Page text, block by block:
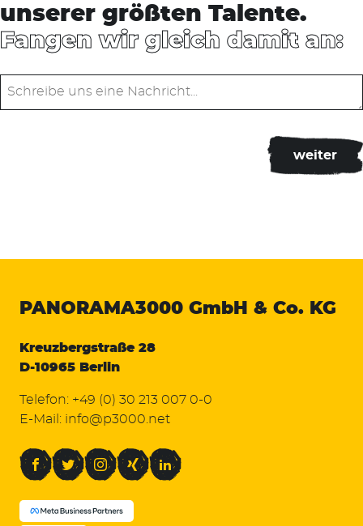
unserer größten Talente.
Fangen wir gleich damit an:
PANORAMA3000 GmbH & Co. KG
Kreuzbergstraße 28
D-10965 Berlin
Telefon: +49 (0) 30 213 007 0-0
E-Mail: info@p3000.net
FacebookTwitterInstagramXing LinkedIn